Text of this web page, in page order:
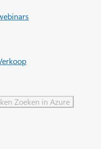
Zoeken in Azure